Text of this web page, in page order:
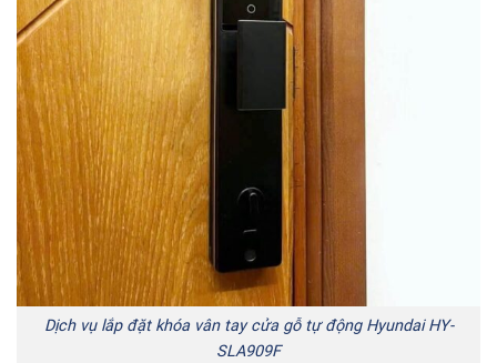
Dịch vụ lắp đặt khóa vân tay cửa gỗ tự động Hyundai HY-
SLA909F